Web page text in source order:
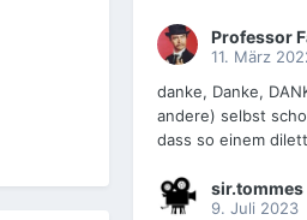
Professor
11. März
danke, Danke,
andere) selbst
dass so einem
sir.tommes
9. Juli 2023